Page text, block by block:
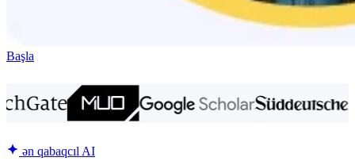
Başla
ən qabaqcıl AI